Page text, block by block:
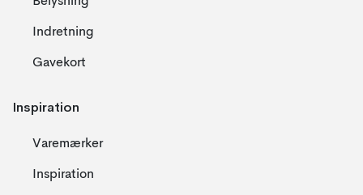
Indretning
Gavekort
Inspiration
Varemærker
Inspiration